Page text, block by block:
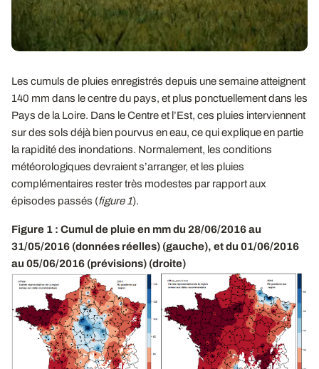
Les cumuls de pluies enregistrés depuis une semaine atteignent
140 mm dans le centre du pays, et plus ponctuellement dans les
Pays de la Loire. Dans le Centre et l’Est, ces pluies interviennent
sur des sols déjà bien pourvus en eau, ce qui explique en partie
la rapidité des inondations. Normalement, les conditions
météorologiques devraient s’arranger, et les pluies
complémentaires rester très modestes par rapport aux
épisodes passés (figure 1).
Figure 1 : Cumul de pluie en mm du 28/06/2016 au
31/05/2016 (données réelles) (gauche), et du 01/06/2016
au 05/06/2016 (prévisions) (droite)